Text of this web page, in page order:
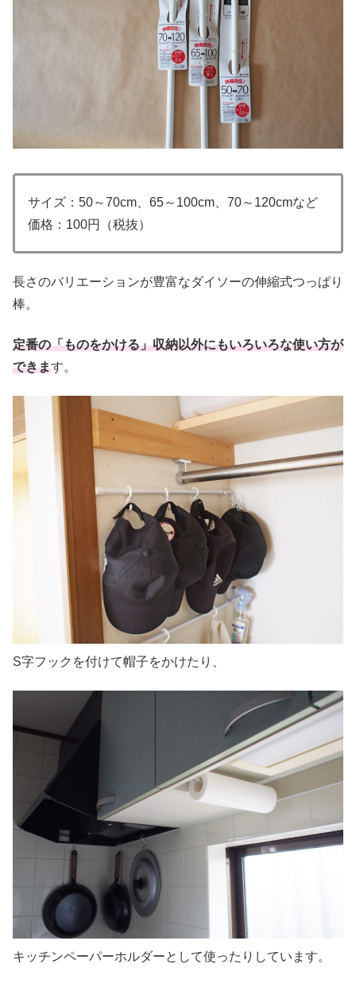
サイズ：50～70cm、65～100cm、70～120cmなど
価格：100円（税抜）
長さのバリエーションが豊富なダイソーの伸縮式つっぱり
棒。
定番の「ものをかける」収納以外にもいろいろな使い方が
できます。
S字フックを付けて帽子をかけたり、
キッチンペーパーホルダーとして使ったりしています。